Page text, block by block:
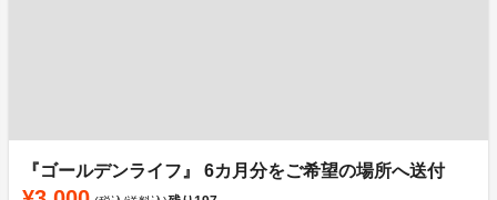
『ゴールデンライフ』 6カ月分をご希望の場所へ送付